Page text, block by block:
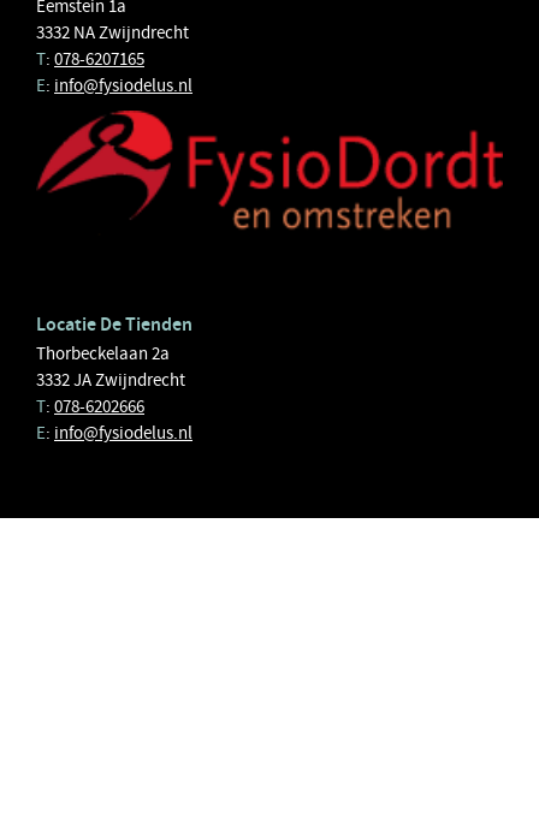
Eemstein 1a
3332 NA Zwijndrecht
T: 078-6207165
E: info@fysiodelus.nl
Locatie De Tienden
Thorbeckelaan 2a
3332 JA Zwijndrecht
T: 078-6202666
E: info@fysiodelus.nl